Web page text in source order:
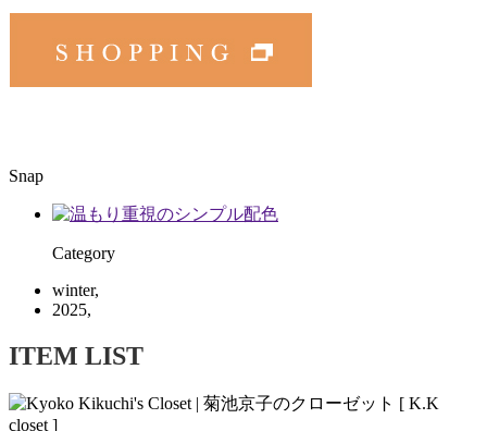
Snap
Category
winter,
2025,
ITEM LIST